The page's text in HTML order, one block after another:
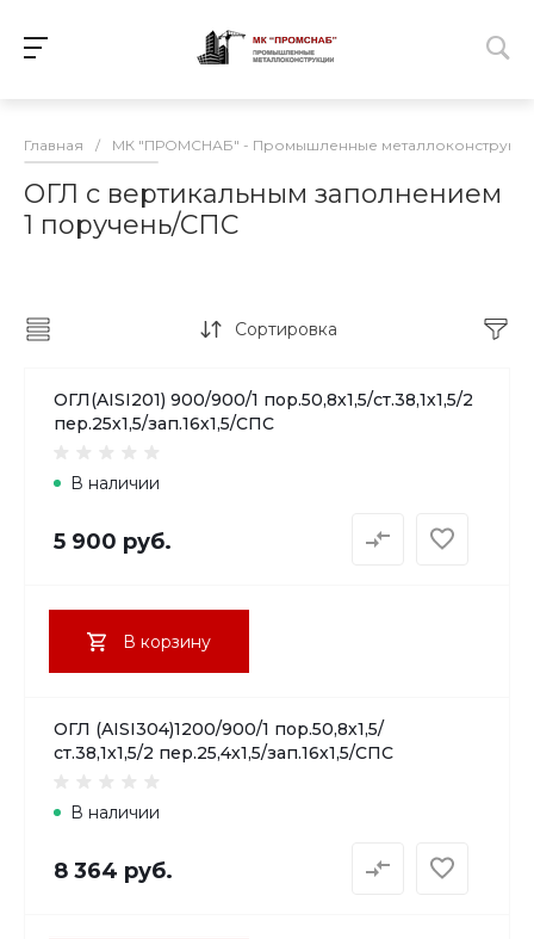
Главная / МК "ПРОМСНАБ" - Промышленные
ОГЛ с вертикальным заполнением
1 поручень/СПС
Сортировка
ОГЛ(AISI201) 900/900/1 пор.50,8х1,5/ст.38,1х1,5/2
пер.25х1,5/зап.16х1,5/СПС
В наличии
5 900 руб.
В корзину
ОГЛ (AISI304)1200/900/1 пор.50,8х1,5/
ст.38,1х1,5/2 пер.25,4х1,5/зап.16х1,5/СПС
В наличии
8 364 руб.